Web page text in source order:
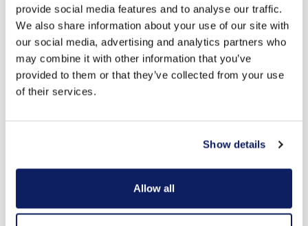
provide social media features and to analyse our traffic.
We also share information about your use of our site with
our social media, advertising and analytics partners who
may combine it with other information that you’ve
provided to them or that they’ve collected from your use
of their services.
Show details
Allow all
Download hier